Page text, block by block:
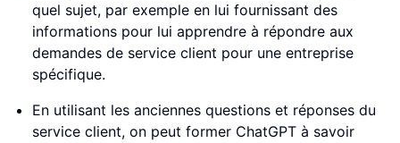
quel sujet, par exemple en lui fournissant des
informations pour lui apprendre à répondre aux
demandes de service client pour une entreprise
spécifique.
En utilisant les anciennes questions et réponses du
service client, on peut former ChatGPT à savoir